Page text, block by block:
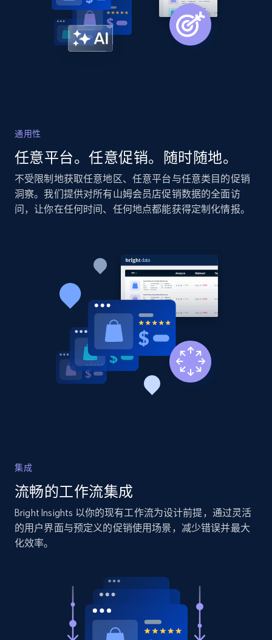
URL, Domain, Country code, Model number,
Sku, Product id, Product name, Manufacturer,
and more.
specific category URL
URL, Domain, Country code, Model number,
Sku, Product id, Product name, Manufacturer,
and more.
Amazon products global dataset
Title, Seller name, Brand, Description, Initial
price, Currency, Availability, Reviews count, and
2.1K+ 375+ 立即开始
price, Currency, Availability, Reviews count, and
2.1K+ 375+ 立即开始
Collecting products by keyword search
Title, Seller name, Brand, Description, Initial
price, Currency, Availability, Reviews count, and
通用性
任意平台。任意促销。随时随地。
不受限制地获取任意地区、任意平台与任意类目的促销
洞察。我们提供对所有山姆会员店促销数据的全面访
问，让你在任何时间、任何地点都能获得定制化情报。
集成
流畅的工作流集成
Bright Insights 以你的现有工作流为设计前提，通过灵活
的用户界面与预定义的促销使用场景，减少错误并最大
化效率。